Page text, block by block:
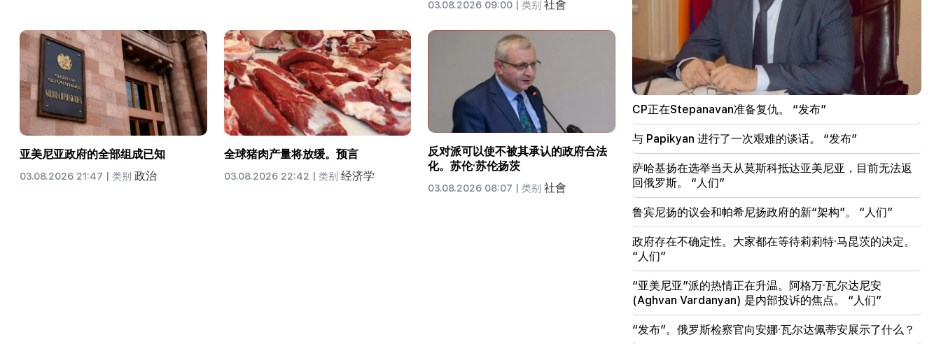
03.08.2026 09:00 | 类别社會
亚美尼亚政府的全部组成已知
03.08.2026 21:47 | 类别 政治
全球猪肉产量将放缓。预言
03.08.2026 22:42 | 类别 经济学
反对派可以使不被其承认的政府合法
化。苏伦·苏伦扬茨
03.08.2026 08:07 | 类别社會
委员会已接受亚美尼亚与美国TRIPP协议的合宪性问题
20:30
美国正在为核战争做准备：新的逮捕和镇压（视频）
19:53
莱比锡机场的“带有未知爆炸装置的无人机”。调查已
经开始
19:47
席尔瓦·哈科比安 (Silva Hakobyan) 报告了痛苦的损
失（照片）
19:32
Petra Bair重申PACE支持与亚美尼亚国民议会密切合
作
19:03
政府将新增贷款3.2亿美元。金正恩的妹妹警告日本
（视频）
CP正在Stepanavan准备复仇。 “发布”
与 Papikyan 进行了一次艰难的谈话。 “发布”
萨哈基扬在选举当天从莫斯科抵达亚美尼亚，目前无法返
回俄罗斯。 “人们”
鲁宾尼扬的议会和帕希尼扬政府的新“架构”。 “人们”
政府存在不确定性。大家都在等待莉莉特·马昆茨的决定。
“人们”
“亚美尼亚”派的热情正在升温。阿格万·瓦尔达尼安
(Aghvan Vardanyan) 是内部投诉的焦点。 “人们”
“发布”。俄罗斯检察官向安娜·瓦尔达佩蒂安展示了什么？